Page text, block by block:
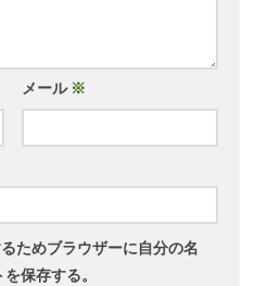
メール ※
ためブラウザーに自分の名
保存する。